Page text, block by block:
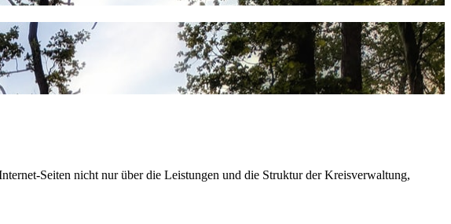
Seiten nicht nur über die Leistungen und die Struktur der Kreisverwaltung,